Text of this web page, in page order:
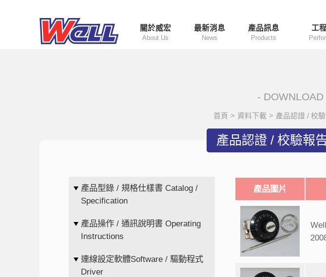
關於威宏
About Us
最新消息
News
產品訊息
Products
工
- DOWNLOAD
首頁 > 資料下載 > 產品認證 / 校
產品認證 / 校驗報
產品型錄 / 規格仕樣書 Catalog /
Specification
產品操作 / 通訊說明書 Operating
Instructions
連線設定軟體Software / 驅動程式
Driver
產品圖片